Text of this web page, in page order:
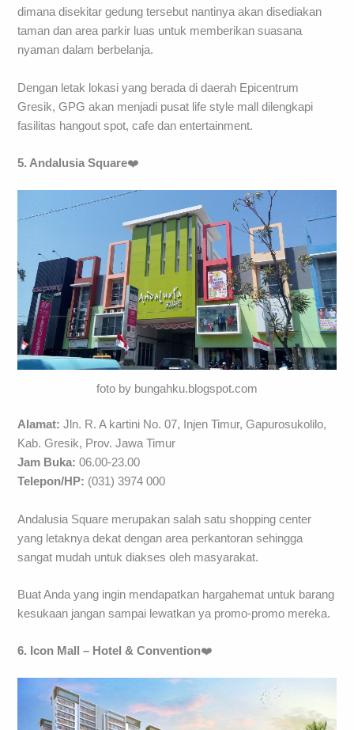
dimana disekitar gedung tersebut nantinya akan disediakan
taman dan area parkir luas untuk memberikan suasana
nyaman dalam berbelanja.
Dengan letak lokasi yang berada di daerah Epicentrum
Gresik, GPG akan menjadi pusat life style mall dilengkapi
fasilitas hangout spot, cafe dan entertainment.
5. Andalusia Square❤️
foto by bungahku.blogspot.com
Alamat: Jln. R. A kartini No. 07, Injen Timur, Gapurosukolilo,
Kab. Gresik, Prov. Jawa Timur
Jam Buka: 06.00-23.00
Telepon/HP: (031) 3974 000
Andalusia Square merupakan salah satu shopping center
yang letaknya dekat dengan area perkantoran sehingga
sangat mudah untuk diakses oleh masyarakat.
Buat Anda yang ingin mendapatkan hargahemat untuk barang
kesukaan jangan sampai lewatkan ya promo-promo mereka.
6. Icon Mall – Hotel & Convention❤️